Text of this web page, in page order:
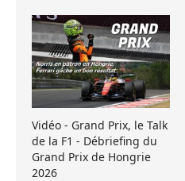
Vidéo - Grand Prix, le Talk
de la F1 - Débriefing du
Grand Prix de Hongrie
2026